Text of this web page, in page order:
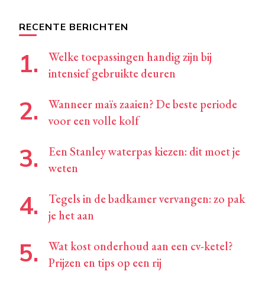
RECENTE BERICHTEN
Welke toepassingen handig zijn bij
intensief gebruikte deuren
Wanneer maïs zaaien? De beste periode
voor een volle kolf
Een Stanley waterpas kiezen: dit moet je
weten
Tegels in de badkamer vervangen: zo pak
je het aan
Wat kost onderhoud aan een cv-ketel?
Prijzen en tips op een rij